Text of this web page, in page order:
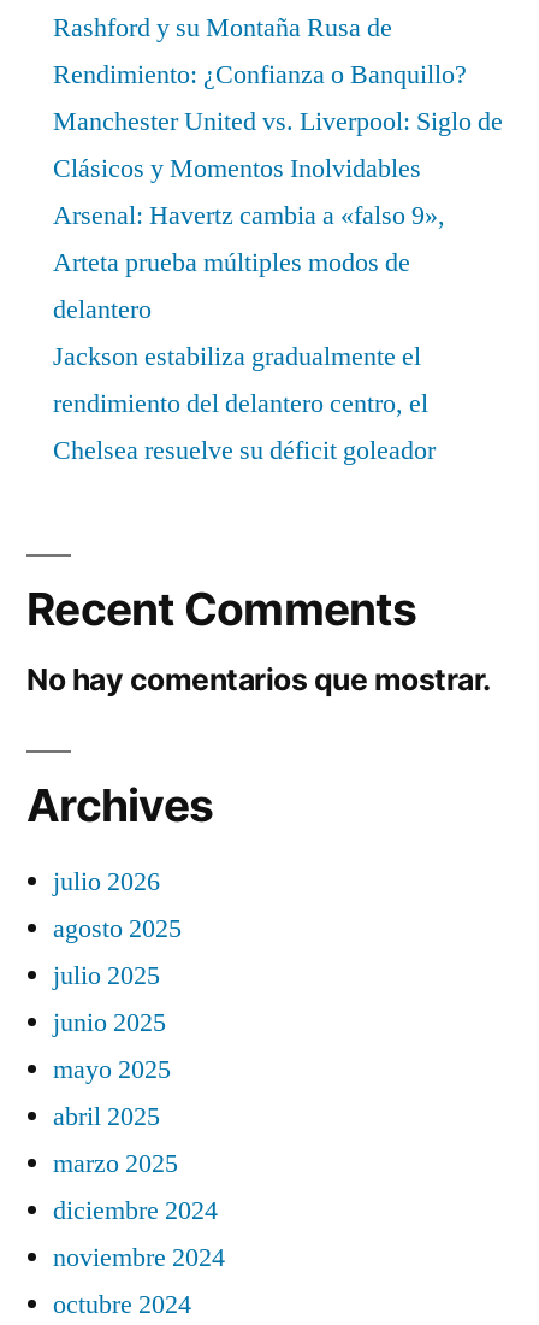
Rashford y su Montaña Rusa de
Rendimiento: ¿Confianza o Banquillo?
Manchester United vs. Liverpool: Siglo de
Clásicos y Momentos Inolvidables
Arsenal: Havertz cambia a «falso 9»,
Arteta prueba múltiples modos de
delantero
Jackson estabiliza gradualmente el
rendimiento del delantero centro, el
Chelsea resuelve su déficit goleador
Recent Comments
No hay comentarios que mostrar.
Archives
julio 2026
agosto 2025
julio 2025
junio 2025
mayo 2025
abril 2025
marzo 2025
diciembre 2024
noviembre 2024
octubre 2024